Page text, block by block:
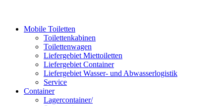
Mobile Toiletten
Toilettenkabinen
Toilettenwagen
Liefergebiet Miettoiletten
Liefergebiet Container
Liefergebiet Wasser- und Abwasserlogistik
Service
Container
Lagercontainer/